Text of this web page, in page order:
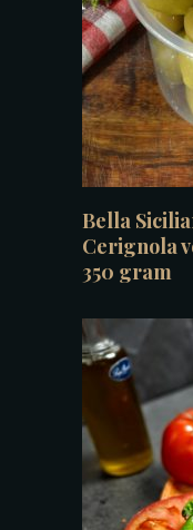
Bella
Cerignola
350 gram